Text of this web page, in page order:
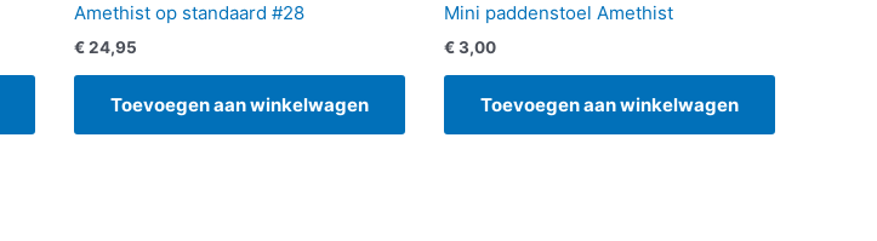
Amethist op standaard #28
€24,95
Toevoegen aan winkelwagen
Mini paddenstoel Amethist
€3,00
Toevoegen aan winkelwagen